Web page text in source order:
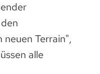
Terrain",
alle